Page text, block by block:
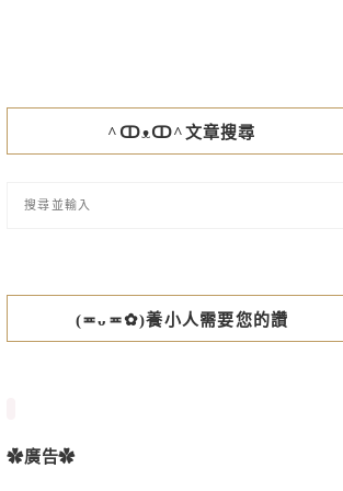
^ↀᴥↀ^文章搜尋
(≖ᴗ≖✿)養小人需要您的讚
✿廣告✿